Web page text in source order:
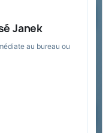
Janek
au bureau ou